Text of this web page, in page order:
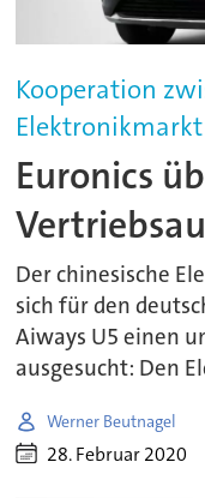
Kooperation
Elektronikmarkt
Euronics
Der chinesische
sich für den
Aiways U5 einen
ausgesucht: Den
Werner Beutnagel
28. Februar 2020